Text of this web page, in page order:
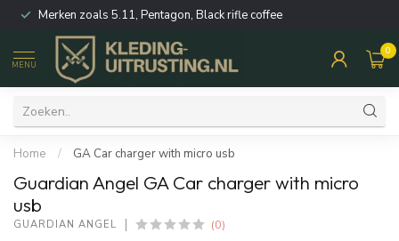
Merken zoals 5.11, Pentagon, Black rifle coffee
MENU
0
Home / GA Car charger with micro usb
Guardian Angel GA Car charger with micro
usb
GUARDIAN ANGEL (0)